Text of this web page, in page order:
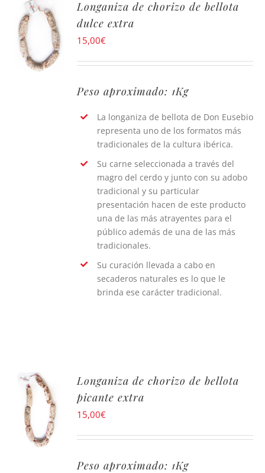
AÑADIR
Longaniza de chorizo de bellota
dulce extra
15,00€
Peso aproximado: 1Kg
La longaniza de bellota de Don Eusebio
representa uno de los formatos más
tradicionales de la cultura ibérica.
Su carne seleccionada a través del
magro del cerdo y junto con su adobo
tradicional y su particular
presentación hacen de este producto
una de las más atrayentes para el
público además de una de las más
tradicionales.
Su curación llevada a cabo en
secaderos naturales es lo que le
brinda ese carácter tradicional.
AÑADIR
Longaniza de chorizo de bellota
picante extra
15,00€
Peso aproximado: 1Kg